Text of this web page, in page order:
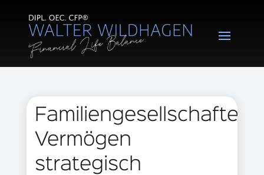
Familiengesellschaften:
Vermögen
strategisch